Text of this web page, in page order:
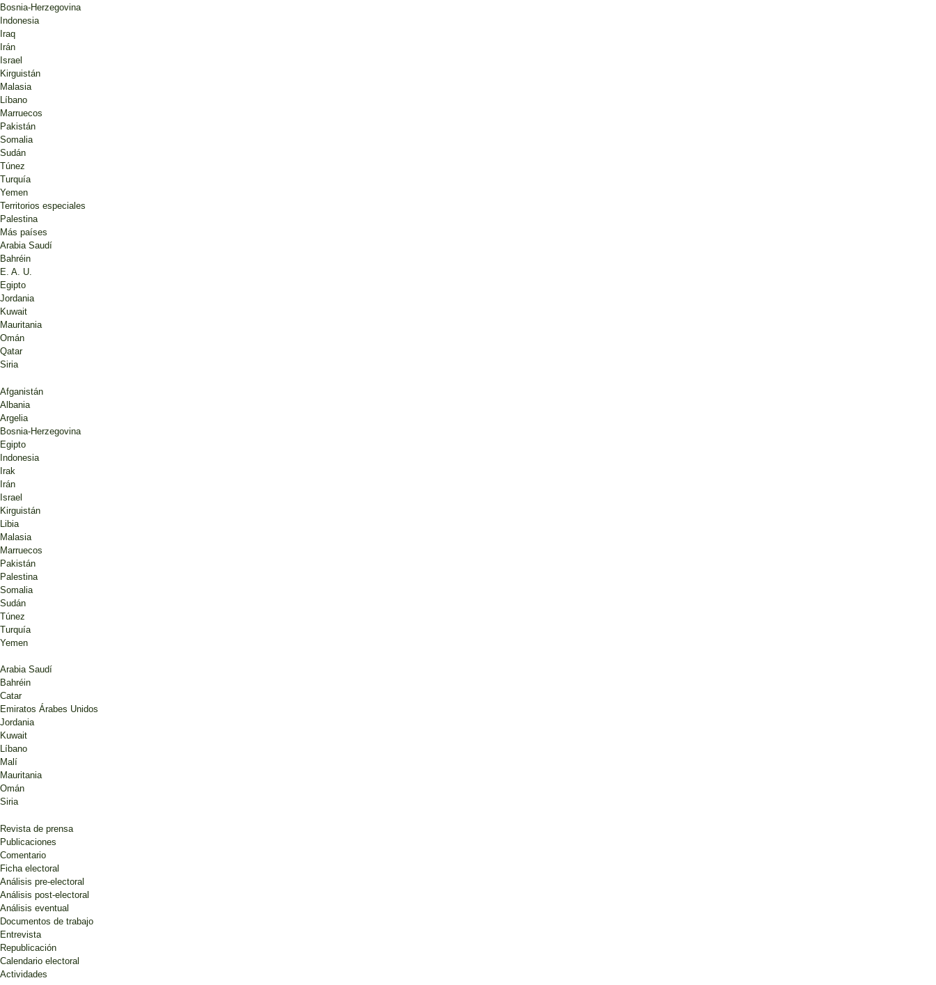
Bosnia-Herzegovina
Indonesia
Iraq
Irán
Israel
Kirguistán
Malasia
Líbano
Marruecos
Pakistán
Somalia
Sudán
Túnez
Turquía
Yemen
Territorios especiales
Palestina
Más países
Arabia Saudí
Bahréin
E. A. U.
Egipto
Jordania
Kuwait
Mauritania
Omán
Qatar
Siria
Afganistán
Albania
Argelia
Bosnia-Herzegovina
Egipto
Indonesia
Irak
Irán
Israel
Kirguistán
Libia
Malasia
Marruecos
Pakistán
Palestina
Somalia
Sudán
Túnez
Turquía
Yemen
Arabia Saudí
Bahréin
Catar
Emiratos Árabes Unidos
Jordania
Kuwait
Líbano
Malí
Mauritania
Omán
Siria
Revista de prensa
Publicaciones
Comentario
Ficha electoral
Análisis pre-electoral
Análisis post-electoral
Análisis eventual
Documentos de trabajo
Entrevista
Republicación
Calendario electoral
Actividades